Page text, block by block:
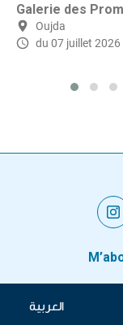
Galerie des
Oujda
du 07 juillet 2026
العربية